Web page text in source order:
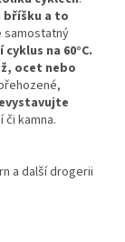
bříšku a to
samostatný
na 60°C.
ocet nebo
kamna.
a další drogerii